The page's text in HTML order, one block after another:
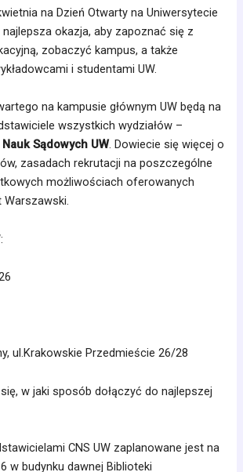
na Dzień Otwarty na Uniwersytecie
okazja, aby zapoznać się z
zobaczyć kampus, a także
i studentami UW.
na kampusie głównym UW będą na
wszystkich wydziałów –
Sądowych UW. Dowiecie się więcej o
zasadach rekrutacji na poszczególne
możliwościach oferowanych
Warszawski.
ul.Krakowskie Przedmieście 26/28
w jaki sposób dołączyć do najlepszej
CNS UW zaplanowane jest na
w budynku dawnej Biblioteki